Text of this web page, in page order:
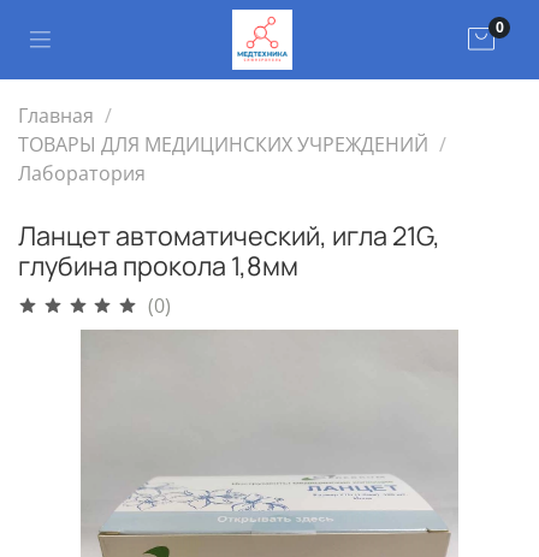
0
Главная
ТОВАРЫ ДЛЯ МЕДИЦИНСКИХ УЧРЕЖДЕНИЙ
Лаборатория
Ланцет автоматический, игла 21G,
глубина прокола 1,8мм
(0)